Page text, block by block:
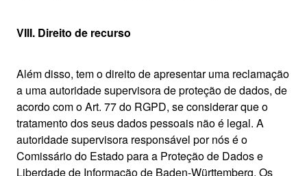
VIII. Direito de recurso
Além disso, tem o direito de apresentar uma reclamação
a uma autoridade supervisora de proteção de dados, de
acordo com o Art. 77 do RGPD, se considerar que o
tratamento dos seus dados pessoais não é legal. A
autoridade supervisora responsável por nós é o
Comissário do Estado para a Proteção de Dados e
Liberdade de Informação de Baden-Württemberg. Os